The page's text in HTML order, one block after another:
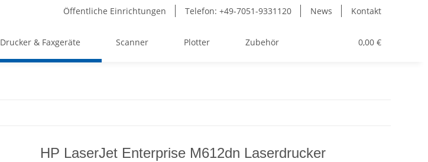
Öffentliche Einrichtungen Telefon: +49-7051-9331120 News Kontakt
0,00 €
Drucker & Faxgeräte Scanner Plotter Zubehör
HP LaserJet Enterprise M612dn Laserdrucker